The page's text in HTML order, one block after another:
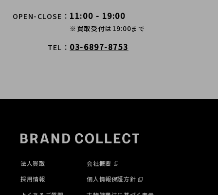
OPEN-CLOSE 11:00 - 19:00
※買取受付は19:00まで
TEL 03-6897-8753
法人買取
採用情報
会社概要
個人情報保護方針